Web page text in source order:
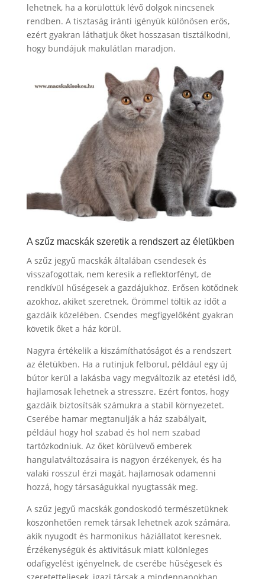
lehetnek, ha a körülöttük lévő dolgok nincsenek
rendben. A tisztaság iránti igényük különösen erős,
ezért gyakran láthatjuk őket hosszasan tisztálkodni,
hogy bundájuk makulátlan maradjon.
A szűz macskák szeretik a rendszert az életükben
A szűz jegyű macskák általában csendesek és
visszafogottak, nem keresik a reflektorfényt, de
rendkívül hűségesek a gazdájukhoz. Erősen kötődnek
azokhoz, akiket szeretnek. Örömmel töltik az időt a
gazdáik közelében. Csendes megfigyelőként gyakran
követik őket a ház körül.
Nagyra értékelik a kiszámíthatóságot és a rendszert
az életükben. Ha a rutinjuk felborul, például egy új
bútor kerül a lakásba vagy megváltozik az etetési idő,
hajlamosak lehetnek a stresszre. Ezért fontos, hogy
gazdáik biztosítsák számukra a stabil környezetet.
Cserébe hamar megtanulják a ház szabályait,
például hogy hol szabad és hol nem szabad
tartózkodniuk. Az őket körülvevő emberek
hangulatváltozásaira is nagyon érzékenyek, és ha
valaki rosszul érzi magát, hajlamosak odamenni
hozzá, hogy társaságukkal nyugtassák meg.
A szűz jegyű macskák gondoskodó természetüknek
köszönhetően remek társak lehetnek azok számára,
akik nyugodt és harmonikus háziállatot keresnek.
Érzékenységük és aktivitásuk miatt különleges
odafigyelést igényelnek, de cserébe hűségesek és